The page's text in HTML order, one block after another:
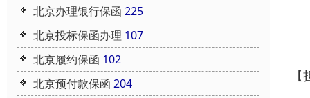
北京办理银行保函 225
北京投标保函办理 107
北京履约保函 102
北京预付款保函 204